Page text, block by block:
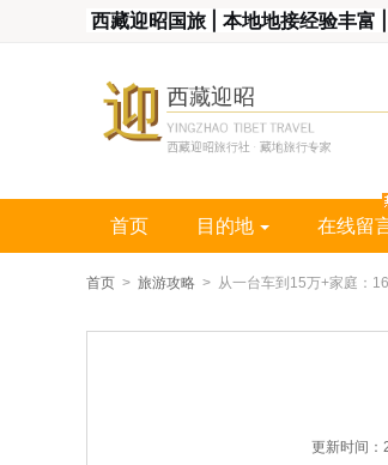
西藏迎昭国旅 | 本地地接经验丰富
首页 目的地 在线留
首页 > 旅游攻略 > 从一台车到15万+家庭：
更新时间